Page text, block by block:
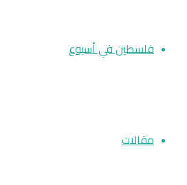
فلسطين في أسبوع
مقالات